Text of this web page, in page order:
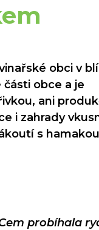
obci v
obce a je
ani
i zahrady
s
probíhala